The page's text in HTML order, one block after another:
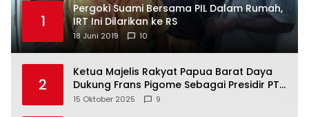
1
Pergoki Suami Bersama PIL Dalam Rumah,
IRT Ini Dilarikan ke RS
18 Juni 2019 10
2
Ketua Majelis Rakyat Papua Barat Daya
Dukung Frans Pigome Sebagai Presidir PT
Freeport Indonesia
15 Oktober 2025 9